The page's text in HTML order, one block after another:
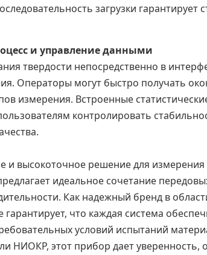
загрузки гарантирует
и управление данными
твердости непосредственно в
Операторы могут быстро получать
измерения. Встроенные
контролировать
высокоточное решение для измерения
идеальное сочетание
Как надежный бренд в
гарантирует, что каждая система
условий испытаний
НИОКР, этот прибор дает уверенность,